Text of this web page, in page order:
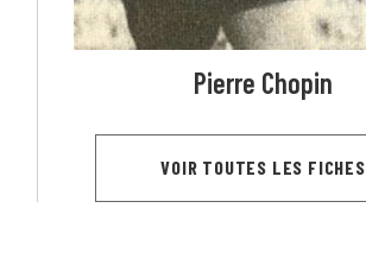
Pierre Chopin
VOIR TOUTES LES FICHES